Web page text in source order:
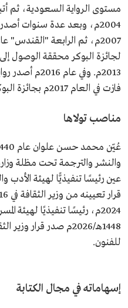
مستوى الرواية السعودية، ثم
2004م، وبعد عدة سنوات
لجائزة البوكر محققة الوصول
2013م. وفي عام
فازت في العام 2017م بجائزة البوكر.
مناصب تولاها
عين رئيسًا تنفيذيًّا لهيئة
2024م، رئيسًا تنفيذيًا لهيئة
1448هـ/2026م صدر قرار
للفنون.
إسهاماته في مجال الكتابة